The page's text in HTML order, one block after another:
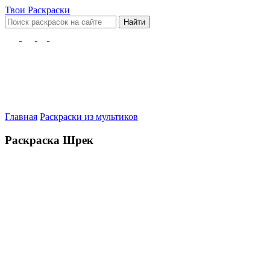
Твои Раскраски
Найти
Главная Раскраски из мультиков
Раскраска Шрек